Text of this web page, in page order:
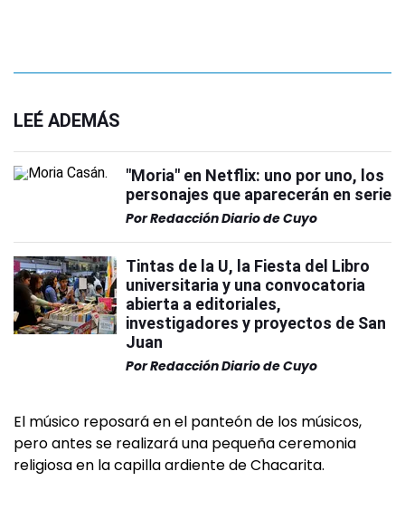
LEÉ ADEMÁS
"Moria" en Netflix: uno por uno, los
personajes que aparecerán en serie
PorRedacción Diario de Cuyo
Tintas de la U, la Fiesta del Libro
universitaria y una convocatoria
abierta a editoriales,
investigadores y proyectos de San
Juan
PorRedacción Diario de Cuyo
El músico reposará en el panteón de los músicos,
pero antes se realizará una pequeña ceremonia
religiosa en la capilla ardiente de Chacarita.